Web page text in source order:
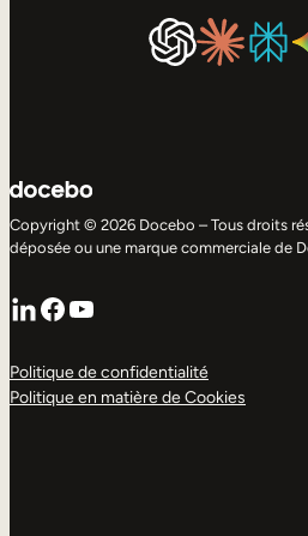
Copyright © 2026 Docebo – Tous droits
déposée ou une marque commerciale de
LinkedIn
Facebook
YouTube
Politique de confidentialité
Politique en matière de Cookies